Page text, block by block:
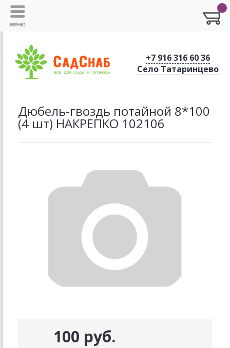
+7 916 316 60 36
Село Татаринцево
Дюбель-гвоздь потайной 8*100
(4 шт) НАКРЕПКО 102106
100 руб.